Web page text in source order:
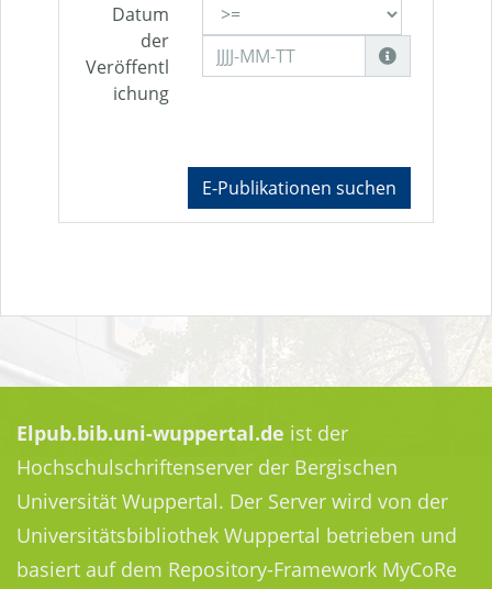
Datum
der
Veröffentl
ichung
E-Publikationen suchen
Elpub.bib.uni-wuppertal.de ist der
Hochschulschriftenserver der Bergischen
Universität Wuppertal. Der Server wird von der
Universitätsbibliothek Wuppertal betrieben und
basiert auf dem Repository-Framework MyCoRe